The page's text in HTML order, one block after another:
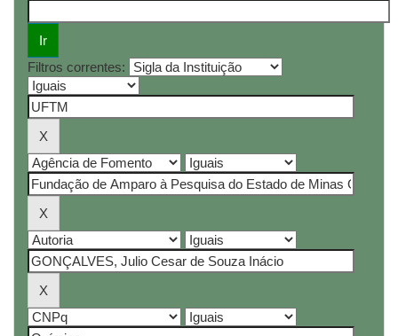
Filtros correntes: